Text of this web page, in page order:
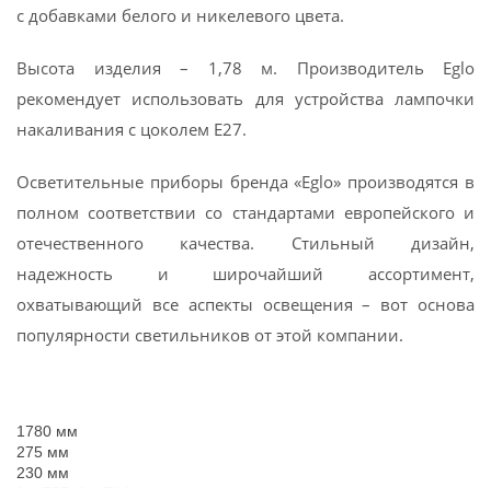
с добавками белого и никелевого цвета.
Высота изделия – 1,78 м. Производитель Eglo
рекомендует использовать для устройства лампочки
накаливания с цоколем E27.
Осветительные приборы бренда «Eglo» производятся в
полном соответствии со стандартами европейского и
отечественного качества. Стильный дизайн,
надежность и широчайший ассортимент,
охватывающий все аспекты освещения – вот основа
популярности светильников от этой компании.
1780 мм
275 мм
230 мм